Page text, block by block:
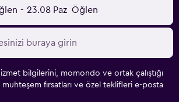
- 23.08 Paz Öğlen
bilgilerini, momondo ve ortak çalıştığı
fırsatları ve özel teklifleri e-posta